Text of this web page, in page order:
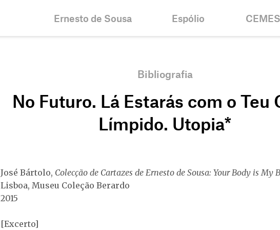
Ernesto de Sousa
Bibliografia
Espólio CEMES
Bibliografia
No Futuro. Lá Estarás com o Teu
Límpido. Utopia*
José Bártolo, Colecção de Cartazes de Ernesto de Sousa: Your Body is My
Lisboa, Museu Coleção Berardo
2015
[Excerto]